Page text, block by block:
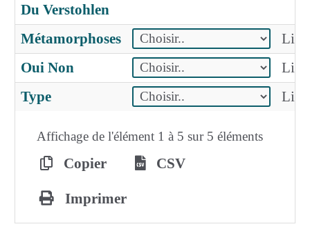
Du Verstohlen
Métamorphoses
Oui Non
Type
Affichage de l'élément 1 à 5 sur 5 éléments
Copier CSV
Imprimer